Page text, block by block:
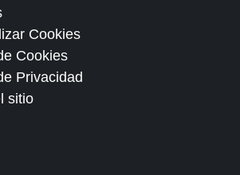
Cookies
Cookies
Privacidad
sitio